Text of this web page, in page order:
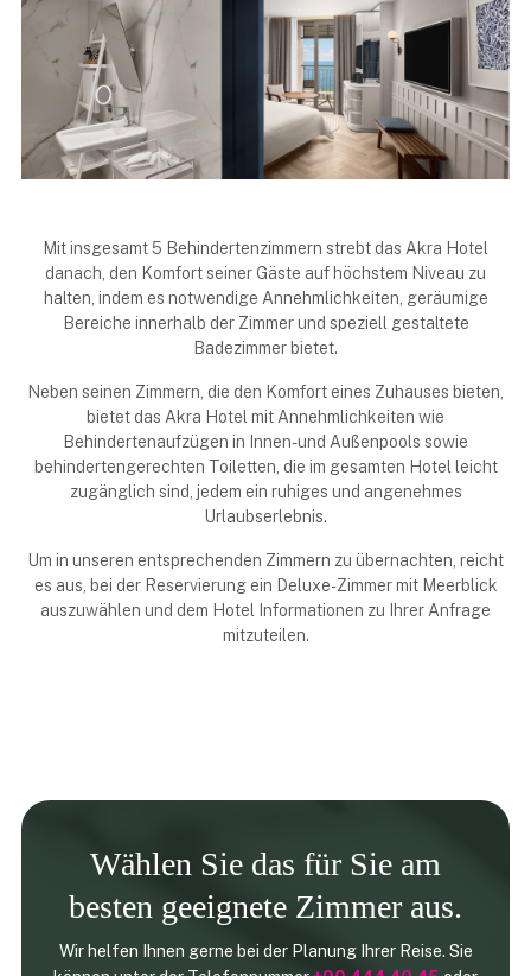
Mit insgesamt 5 Behindertenzimmern strebt das Akra Hotel
danach, den Komfort seiner Gäste auf höchstem Niveau zu
halten, indem es notwendige Annehmlichkeiten, geräumige
Bereiche innerhalb der Zimmer und speziell gestaltete
Badezimmer bietet.
Neben seinen Zimmern, die den Komfort eines Zuhauses bieten,
bietet das Akra Hotel mit Annehmlichkeiten wie
Behindertenaufzügen in Innen- und Außenpools sowie
behindertengerechten Toiletten, die im gesamten Hotel leicht
zugänglich sind, jedem ein ruhiges und angenehmes
Urlaubserlebnis.
Um in unseren entsprechenden Zimmern zu übernachten, reicht
es aus, bei der Reservierung ein Deluxe-Zimmer mit Meerblick
auszuwählen und dem Hotel Informationen zu Ihrer Anfrage
mitzuteilen.
Wählen Sie das für Sie am
besten geeignete Zimmer aus.
Wir helfen Ihnen gerne bei der Planung Ihrer Reise. Sie